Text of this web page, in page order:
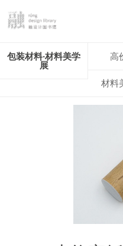
包装材料·材料美学
展
高
材料